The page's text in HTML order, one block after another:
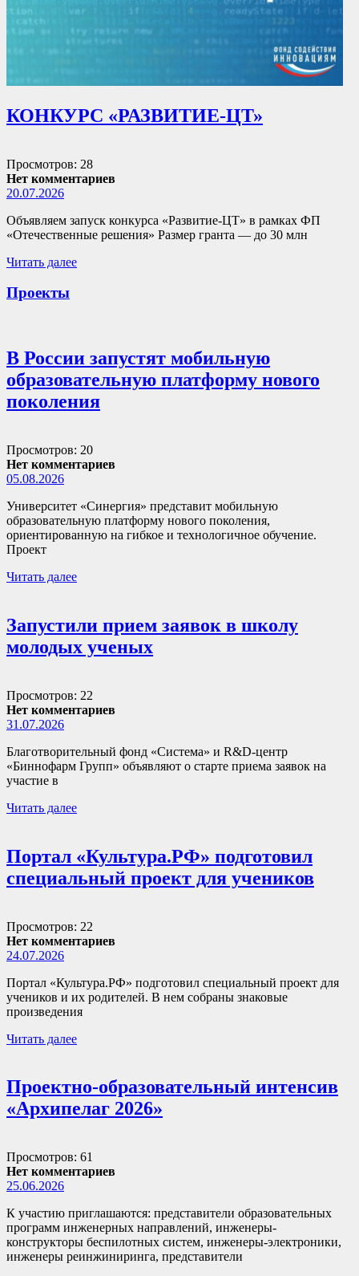
КОНКУРС «РАЗВИТИЕ-ЦТ»
Просмотров: 28
Нет комментариев
20.07.2026
Объявляем запуск конкурса «Развитие-ЦТ» в рамках ФП
«Отечественные решения» Размер гранта — до 30 млн
Читать далее
Проекты
В России запустят мобильную
образовательную платформу нового
поколения
Просмотров: 20
Нет комментариев
05.08.2026
Университет «Синергия» представит мобильную
образовательную платформу нового поколения,
ориентированную на гибкое и технологичное обучение.
Проект
Читать далее
Запустили прием заявок в школу
молодых ученых
Просмотров: 22
Нет комментариев
31.07.2026
Благотворительный фонд «Система» и R&D-центр
«Биннофарм Групп» объявляют о старте приема заявок на
участие в
Читать далее
Портал «Культура.РФ» подготовил
специальный проект для учеников
Просмотров: 22
Нет комментариев
24.07.2026
Портал «Культура.РФ» подготовил специальный проект для
учеников и их родителей. В нем собраны знаковые
произведения
Читать далее
Проектно-образовательный интенсив
«Архипелаг 2026»
Просмотров: 61
Нет комментариев
25.06.2026
К участию приглашаются: представители образовательных
программ инженерных направлений, инженеры-
конструкторы беспилотных систем, инженеры-электроники,
инженеры реинжиниринга, представители